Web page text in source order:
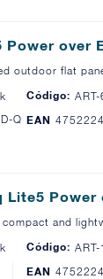
Power over
outdoor flat
Código:
RB911G-5HPnD-QRT
EAN
Lite5 Power
compact and
Código:
EAN